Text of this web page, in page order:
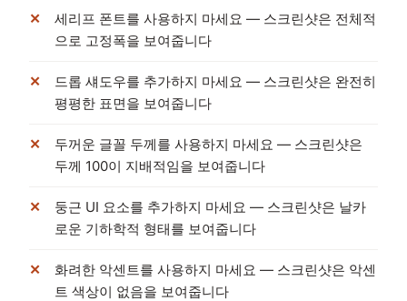
세리프 폰트를 사용하지 마세요 — 스크린샷은 전체적
으로 고정폭을 보여줍니다
드롭 섀도우를 추가하지 마세요 — 스크린샷은 완전히
평평한 표면을 보여줍니다
두꺼운 글꼴 두께를 사용하지 마세요 — 스크린샷은
두께 100이 지배적임을 보여줍니다
둥근 UI 요소를 추가하지 마세요 — 스크린샷은 날카
로운 기하학적 형태를 보여줍니다
화려한 악센트를 사용하지 마세요 — 스크린샷은 악센
트 색상이 없음을 보여줍니다